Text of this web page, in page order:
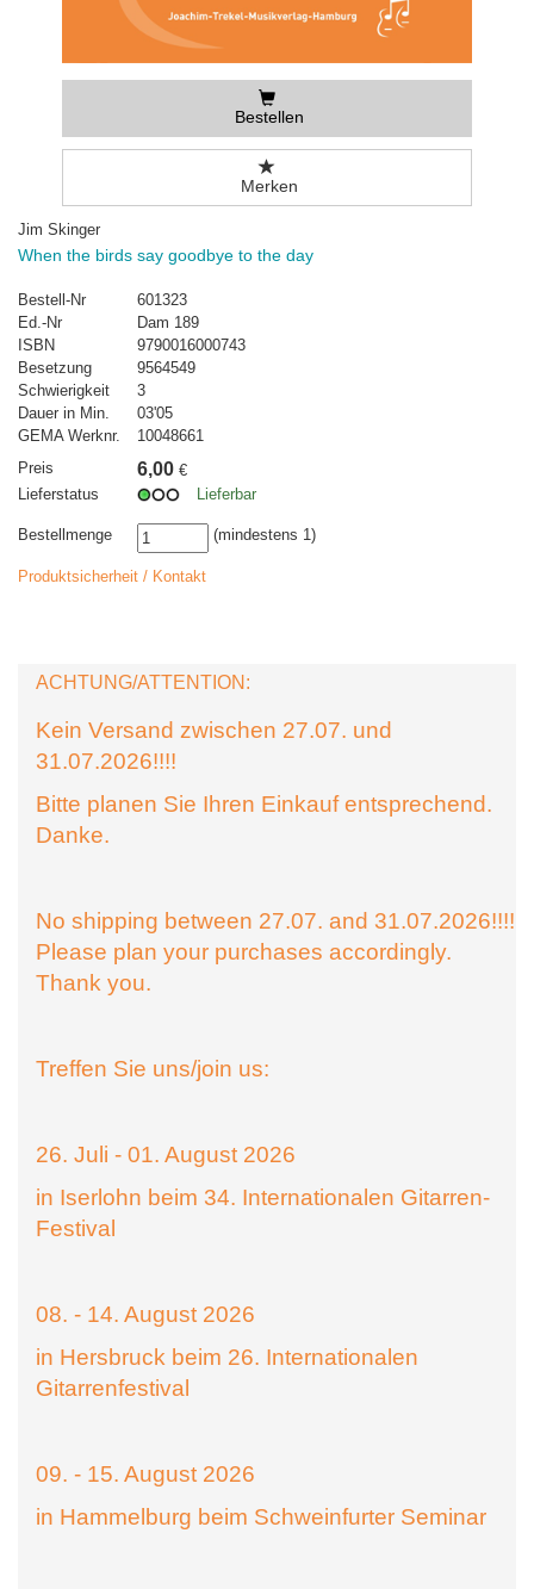
Bestellen
Merken
Jim Skinger
When the birds say goodbye to the day
Bestell-Nr
601323
Ed.-Nr
Dam 189
ISBN
9790016000743
Besetzung
9564549
Schwierigkeit
3
Dauer in Min.
03'05
GEMA Werknr.
10048661
Preis
6,00 €
Lieferstatus
Lieferbar
Bestellmenge (mindestens 1)
Produktsicherheit / Kontakt
ACHTUNG/ATTENTION:
Kein Versand zwischen 27.07. und
31.07.2026!!!!
Bitte planen Sie Ihren Einkauf entsprechend.
Danke.
No shipping between 27.07. and 31.07.2026!!!!
Please plan your purchases accordingly.
Thank you.
Treffen Sie uns/join us:
26. Juli - 01. August 2026
in Iserlohn beim 34. Internationalen Gitarren-
Festival
08. - 14. August 2026
in Hersbruck beim 26. Internationalen
Gitarrenfestival
09. - 15. August 2026
in Hammelburg beim Schweinfurter Seminar